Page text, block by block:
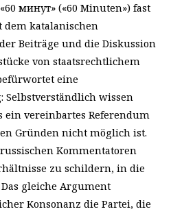
минут» («60 Minuten») fast
dem katalanischen
Beiträge und die Diskussion
von staatsrechtlichem
eine
wissen
ein vereinbartes Referendum
Gründen nicht möglich ist.
Kommentatoren
zu schildern, in die
gleiche Argument
Konsonanz die Partei, die